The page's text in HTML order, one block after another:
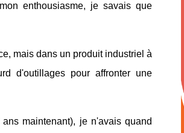
enthousiasme, je savais que
mais dans un produit industriel à
d'outillages pour affronter une
maintenant), je n'avais quand